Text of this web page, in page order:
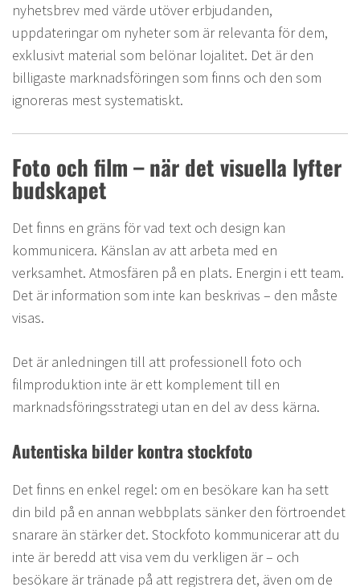
nyhetsbrev med värde utöver erbjudanden,
uppdateringar om nyheter som är relevanta för dem,
exklusivt material som belönar lojalitet. Det är den
billigaste marknadsföringen som finns och den som
ignoreras mest systematiskt.
Foto och film – när det visuella lyfter
budskapet
Det finns en gräns för vad text och design kan
kommunicera. Känslan av att arbeta med en
verksamhet. Atmosfären på en plats. Energin i ett team.
Det är information som inte kan beskrivas – den måste
visas.
Det är anledningen till att professionell foto och
filmproduktion inte är ett komplement till en
marknadsföringsstrategi utan en del av dess kärna.
Autentiska bilder kontra stockfoto
Det finns en enkel regel: om en besökare kan ha sett
din bild på en annan webbplats sänker den förtroendet
snarare än stärker det. Stockfoto kommunicerar att du
inte är beredd att visa vem du verkligen är – och
besökare är tränade på att registrera det, även om de